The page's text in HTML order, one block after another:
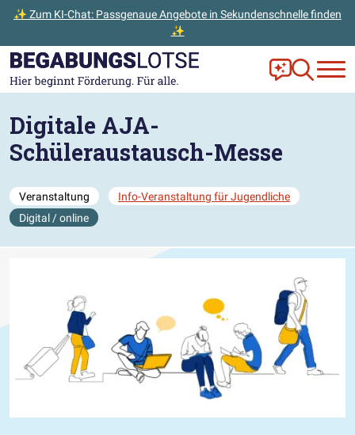
✨ Zum KI-Chat: Passgenaue Angebote in Sekundenschnelle finden
✨
Zum Hauptinhalt der Seite springen
Zur Startseite gehen Frag Ella!
Zur
Digitale AJA-
Schüleraustausch-Messe
Veranstaltung
Info-Veranstaltung für Jugendliche
Digital / online